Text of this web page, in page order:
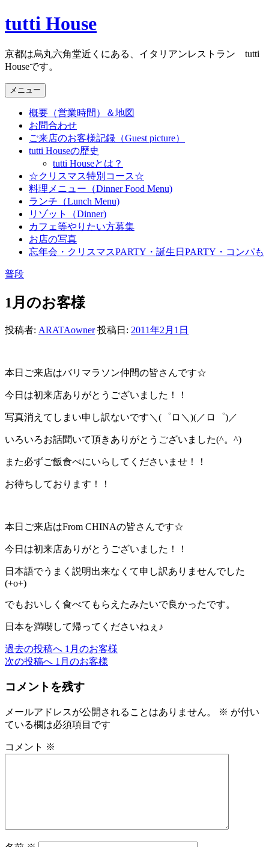
コ
ン
ン
ツ
へ
ス
tutti House
京都は烏丸六角堂近くにある、イタリアンレストラン tutti
Houseです。
メニュー
概要（営業時間）＆地図
お問合わせ
ご来店のお客様記録（Guest picture）
tutti Houseの歴史
tutti Houseとは？
☆クリスマス特別コース☆
料理メニュー（Dinner Food Menu)
ランチ（Lunch Menu)
リゾット（Dinner)
カフェ等やりたい方募集
お店の写真
忘年会・クリスマスPARTY・誕生日PARTY・コンパも
普段
1月のお客様
投稿者: ARATAowner投稿日: 2011年2月1日
本日ご来店はバリマラソン仲間の皆さんです☆
今日は初来店ありがとうございました！！
写真消えてしまい申し訳ないです＼(゜ロ＼)(／ロ゜)／
いろいろお話聞いて頂きありがとうございました(^。^)
また必ずご飯食べにいらしてくださいませ！！
お待ちしております！！
本日ご来店はFrom CHINAの皆さんです☆
今日は初来店ありがとうございました！！
日本語でうまく説明出来なくて申し訳ありませんでした
(+o+)
でもおいしく食べてもらえたみたいで良かったです。
日本を満喫して帰ってくださいねぇ♪
投
稿
ナ
ビ
ゲ
ー
過去の投稿へ 1月のお客様
次の投稿へ 1月のお客様
コメントを残す
メールアドレスが公開されることはありません。 ※ が付い
ている欄は必須項目です
コメント ※